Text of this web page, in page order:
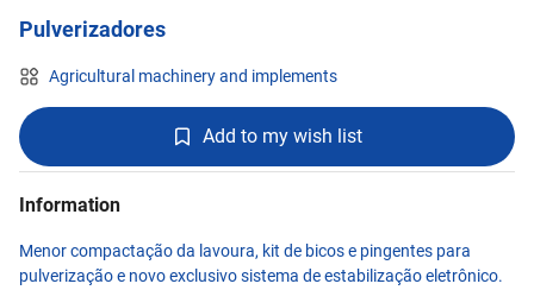
Pulverizadores
Agricultural machinery and implements
Add to my wish list
Information
Menor compactação da lavoura, kit de bicos e pingentes para
pulverização e novo exclusivo sistema de estabilização eletrônico.